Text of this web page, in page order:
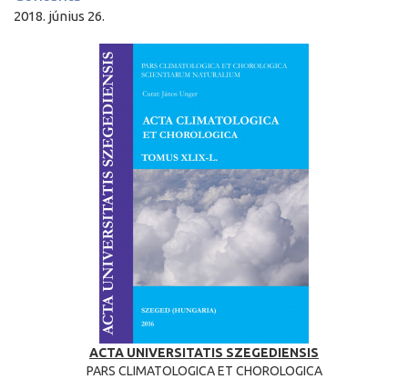
2018. június 26.
ACTA UNIVERSITATIS SZEGEDIENSIS
PARS CLIMATOLOGICA ET CHOROLOGICA